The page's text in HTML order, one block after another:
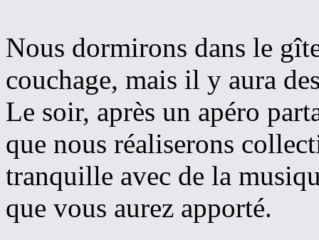
Nous dormirons dans le
couchage, mais il y aura
Le soir, après un apéro
que nous réaliserons
tranquille avec de la
que vous aurez apporté.